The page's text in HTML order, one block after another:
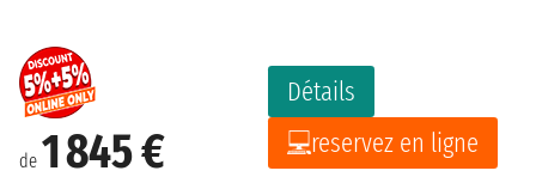
de 1 845 €
Détails
reservez en ligne